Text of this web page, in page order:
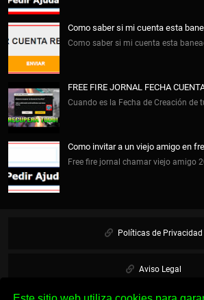
Como saber si mi cuenta esta
Como saber si mi cuenta esta
FREE FIRE JORNAL FECHA
Cuando es la Fecha de Creación de
Como invitar a un viejo amigo en
Free fire jornal chamar viejo amigo
Políticas de Privacidad
Aviso Legal